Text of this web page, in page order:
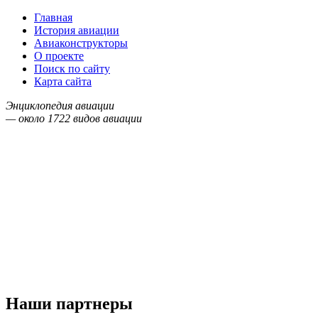
Главная
История авиации
Авиаконструкторы
О проекте
Поиск по сайту
Карта сайта
Энциклопедия авиации
— около 1722 видов авиации
Наши партнеры